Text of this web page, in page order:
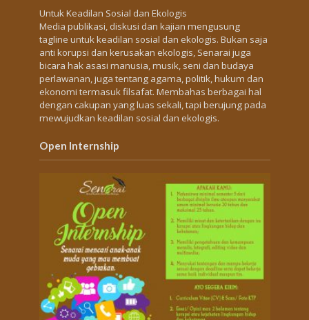
Untuk Keadilan Sosial dan Ekologis
Media publikasi, diskusi dan kajian mengusung
tagline untuk keadilan sosial dan ekologis. Bukan saja
anti korupsi dan kerusakan ekologis, Senarai juga
bicara hak asasi manusia, musik, seni dan budaya
perlawanan, juga tentang agama, politik, hukum dan
ekonomi termasuk filsafat. Membahas berbagai hal
dengan cakupan yang luas sekali, tapi berujung pada
mewujudkan keadilan sosial dan ekologis.
Open Internship